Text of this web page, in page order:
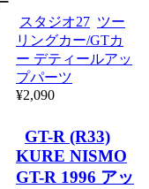
スタジオ27 ツー
リングカー/GTカ
ー デティールアッ
プパーツ
¥2,090
GT-R (R33)
KURE NISMO
GT-R 1996 アッ